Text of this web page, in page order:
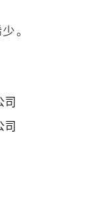
。
司
司